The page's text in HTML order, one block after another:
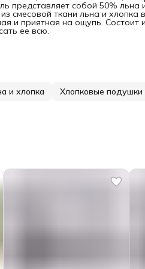
представляет собой 50% льна
смесовой ткани льна и хлопка
и приятная на ощупь. Состоит
ее всю.
и хлопка Хлопковые подушки